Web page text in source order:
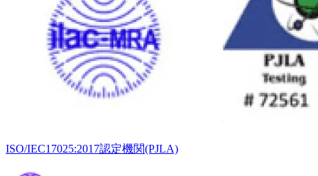
ISO/IEC17025:2017認定機関(PJLA)